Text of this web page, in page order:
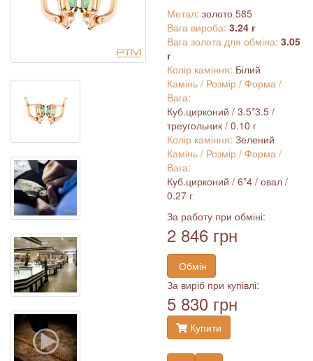
Метал: золото 585
Вага вироба: 3.24 г
Вага золота для обміна: 3.05
г
Колір каміння: Білий
Камінь / Розмір / Форма /
Вага:
Куб.цирконий / 3.5*3.5 /
треугольник / 0.10 г
Колір каміння: Зелений
Камінь / Розмір / Форма /
Вага:
Куб.цирконий / 6*4 / овал /
0.27 г
За работу при обміні:
2 846 грн
Обмін
За виріб при купівлі:
5 830 грн
Купити